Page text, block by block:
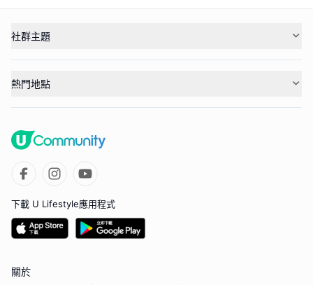
社群主題
熱門地點
下載 U Lifestyle應用程式
關於